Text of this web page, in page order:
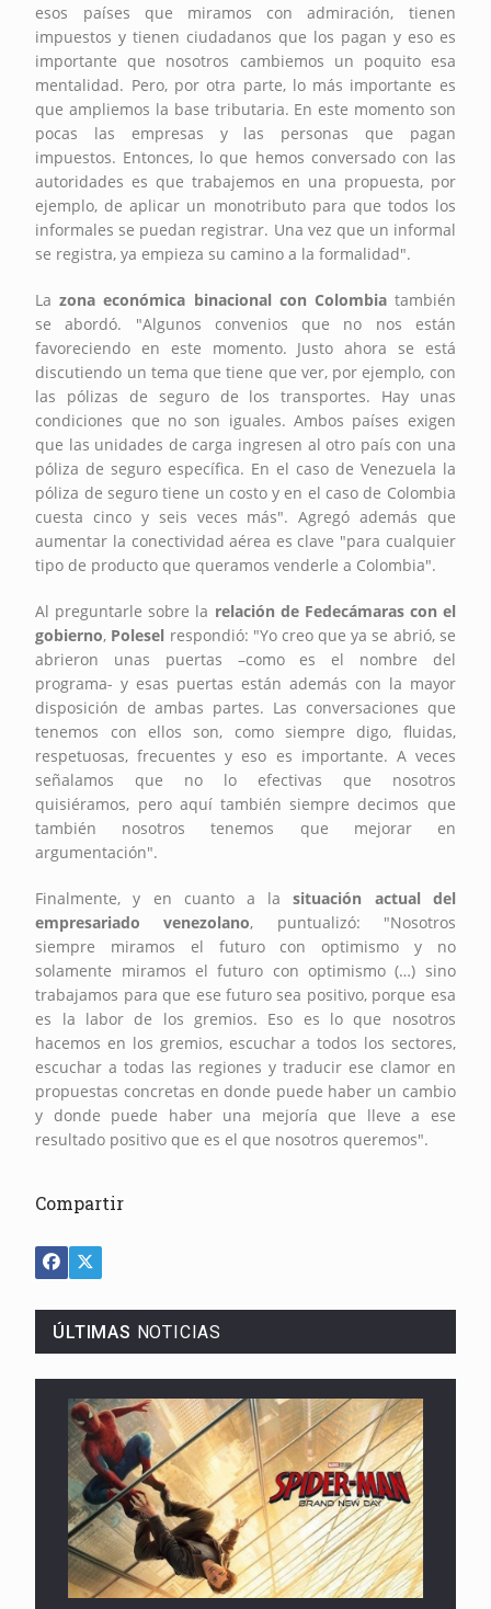
esos países que miramos con admiración, tienen
impuestos y tienen ciudadanos que los pagan y eso es
importante que nosotros cambiemos un poquito esa
mentalidad. Pero, por otra parte, lo más importante es
que ampliemos la base tributaria. En este momento son
pocas las empresas y las personas que pagan
impuestos. Entonces, lo que hemos conversado con las
autoridades es que trabajemos en una propuesta, por
ejemplo, de aplicar un monotributo para que todos los
informales se puedan registrar. Una vez que un informal
se registra, ya empieza su camino a la formalidad".
Lazona económica binacional con Colombia también
se abordó. "Algunos convenios que no nos están
favoreciendo en este momento. Justo ahora se está
discutiendo un tema que tiene que ver, por ejemplo, con
las pólizas de seguro de los transportes. Hay unas
condiciones que no son iguales. Ambos países exigen
que las unidades de carga ingresen al otro país con una
póliza de seguro específica. En el caso de Venezuela la
póliza de seguro tiene un costo y en el caso de Colombia
cuesta cinco y seis veces más". Agregó además que
aumentar la conectividad aérea es clave "para cualquier
tipo de producto que queramos venderle a Colombia".
Al preguntarle sobre la relación de Fedecámaras con el
gobierno, Polesel respondió: "Yo creo que ya se abrió, se
abrieron unas puertas –como es el nombre del
programa- y esas puertas están además con la mayor
disposición de ambas partes. Las conversaciones que
tenemos con ellos son, como siempre digo, fluidas,
respetuosas, frecuentes y eso es importante. A veces
señalamos que no lo efectivas que nosotros
quisiéramos, pero aquí también siempre decimos que
también nosotros tenemos que mejorar en
argumentación".
Finalmente, y en cuanto a lasituación actual del
empresariado venezolano, puntualizó: "Nosotros
siempre miramos el futuro con optimismo y no
solamente miramos el futuro con optimismo (…) sino
trabajamos para que ese futuro sea positivo, porque esa
es la labor de los gremios. Eso es lo que nosotros
hacemos en los gremios, escuchar a todos los sectores,
escuchar a todas las regiones y traducir ese clamor en
propuestas concretas en donde puede haber un cambio
y donde puede haber una mejoría que lleve a ese
resultado positivo que es el que nosotros queremos".
Compartir
ÚLTIMAS NOTICIAS